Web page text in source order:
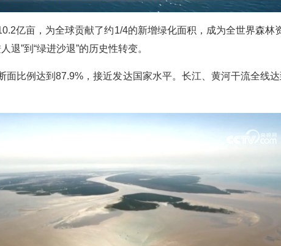
亿亩，为全球贡献了约1/4的新增绿化面积，成为全世界森林
退”到“绿进沙退”的历史性转变。
比例达到87.9%，接近发达国家水平。长江、黄河干流全线